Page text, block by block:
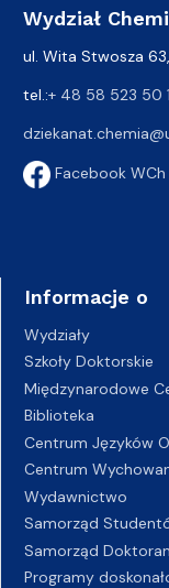
Wydział
ul. Wita Stwosza
tel.:+ 48 58 523 50
Facebook WCh
Informacje o
Wydziały
Szkoły Doktorskie
Międzynarodowe
Biblioteka
Centrum Języków
Centrum
Wydawnictwo
Samorząd
Samorząd
Programy